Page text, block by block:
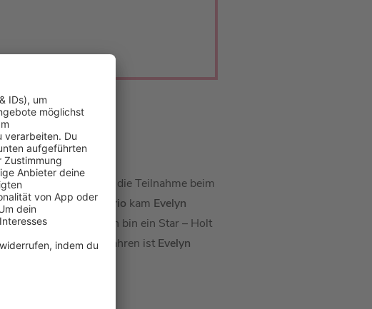
sehen. 2017 folgte die Teilnahme beim
mitLeonardo di Caprio kam Evelyn
in Paradise“, „Ich bin ein Star – Holt
Seit einigen Jahren ist Evelyn